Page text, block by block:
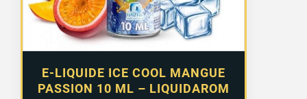
E-LIQUIDE ICE COOL MANGUE
PASSION 10 ML – LIQUIDAROM